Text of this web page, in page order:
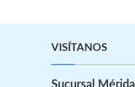
VISÍTANOS